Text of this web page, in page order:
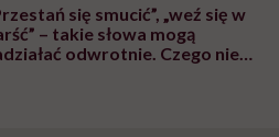
się smucić”, „weź się w
– takie słowa mogą
odwrotnie. Czego nie